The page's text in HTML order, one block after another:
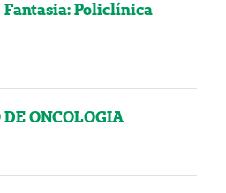
Policlínica
ONCOLOGIA